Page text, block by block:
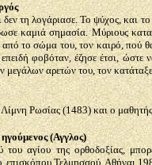
δεν τη λογάριασε. Το ψύχος, και
καμιά σημασία. Μύριους
το σώμα του, τον καιρό, πού
φοβόταν, έζησε έτσι,
αρετών του, τον
Ρωσίας (1483) και ο
(Αγγλος)
του αγίου της ορθοδοξίας,
Τελμησσού, Αθήναι